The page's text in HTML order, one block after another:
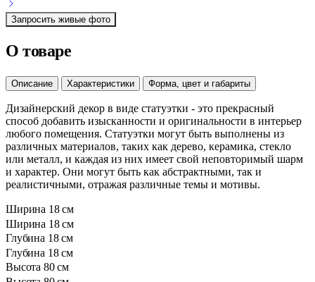
Запросить живые фото
О товаре
Описание Характеристики Форма, цвет и габариты
Дизайнерский декор в виде статуэтки - это прекрасный
способ добавить изысканности и оригинальности в интерьер
любого помещения. Статуэтки могут быть выполнены из
различных материалов, таких как дерево, керамика, стекло
или металл, и каждая из них имеет свой неповторимый шарм
и характер. Они могут быть как абстрактными, так и
реалистичными, отражая различные темы и мотивы.
Ширина 18 см
Ширина 18 см
Глубина 18 см
Глубина 18 см
Высота 80 см